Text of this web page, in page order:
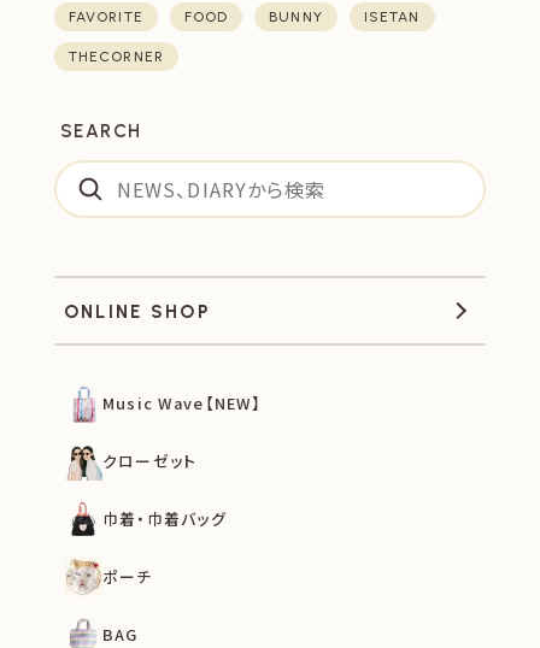
FAVORITE FOOD BUNNY ISETAN
THECORNER
SEARCH
ONLINE SHOP
Music Wave【NEW】
クローゼット
巾着・巾着バッグ
ポーチ
BAG